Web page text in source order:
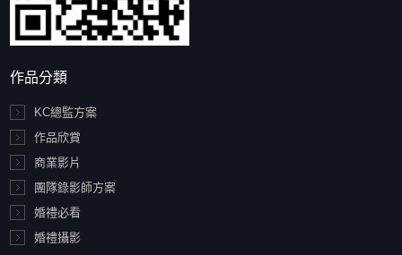
作品分類
KC總監方案
作品欣賞
商業影片
團隊錄影師方案
婚禮必看
婚禮攝影